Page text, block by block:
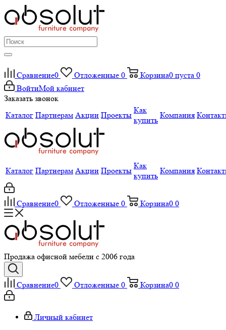
Сравнение0 Отложенные 0 Корзина0 пуста 0
ВойтиМой кабинет
Заказать звонок
Каталог Партнерам Акции Проекты
Как
купить
Компания
Каталог Партнерам Акции Проекты
Как
купить
Компания
Сравнение0 Отложенные 0 Корзина0 0
Продажа офисной мебели с 2006 года
Сравнение0 Отложенные 0 Корзина0 0
Личный кабинет